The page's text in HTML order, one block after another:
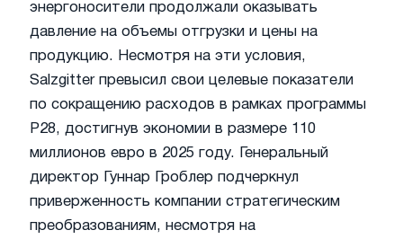
энергоносители продолжали оказывать
давление на объемы отгрузки и цены на
продукцию. Несмотря на эти условия,
Salzgitter превысил свои целевые показатели
по сокращению расходов в рамках программы
P28, достигнув экономии в размере 110
миллионов евро в 2025 году. Генеральный
директор Гуннар Гроблер подчеркнул
приверженность компании стратегическим
преобразованиям, несмотря на